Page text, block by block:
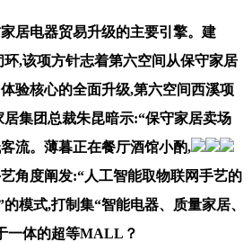
电器贸易升级的主要引擎。建
环,该项方针志着第六空间从保守家居
验核心的全面升级,第六空间西溪项
居集团总裁朱昆暗示:“保守家居卖场
流。薄暮正在餐厅酒馆小酌,
角度阐发:“人工智能取物联网手艺的
模式,打制集“智能电器、质量家居、
一体的超等MALL？